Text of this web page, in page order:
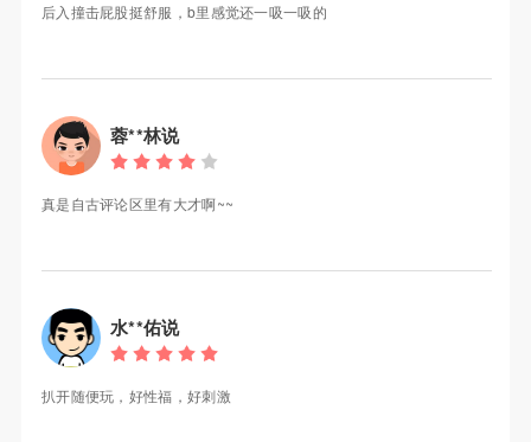
后入撞击屁股挺舒服，b里感觉还一吸一吸的
蓉**林说
真是自古评论区里有大才啊~~
水**佑说
扒开随便玩，好性福，好刺激